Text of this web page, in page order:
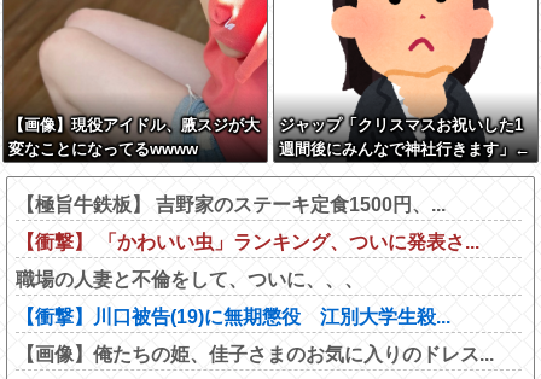
ってしまうw w w w w w w
【画像】現役アイドル、腋スジが大
変なことになってるwwww
ジャップ「クリスマスお祝いした1
週間後にみんなで神社行きます」←
これ
【極旨牛鉄板】 吉野家のステーキ定食1500円、...
【衝撃】 「かわいい虫」ランキング、ついに発表さ...
職場の人妻と不倫をして、ついに、、、
【衝撃】川口被告(19)に無期懲役 江別大学生殺...
【画像】俺たちの姫、佳子さまのお気に入りのドレス...